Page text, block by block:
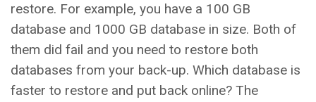
restore. For example, you have a 100 GB
database and 1000 GB database in size. Both of
them did fail and you need to restore both
databases from your back-up. Which database is
faster to restore and put back online? The